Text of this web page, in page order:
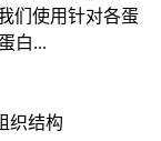
们使用针对各蛋
白...
织结构